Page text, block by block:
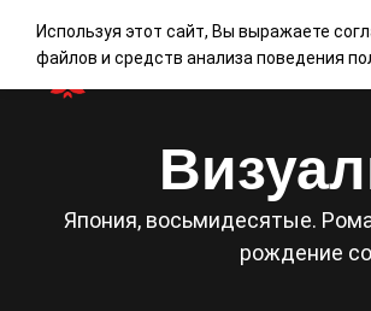
Япония, восьмидесятые.
рождение
Используя этот сайт, Вы выражаете
файлов и средств анализа поведения